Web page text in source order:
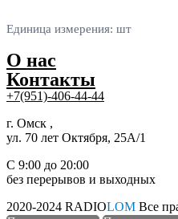
Единица измерения: шт
О нас
Контакты
+7(951)-406-44-44
г. Омск ,
ул. 70 лет Октября, 25А/1
С 9:00 до 20:00
без перерывов и выходных
2020-2024 RADIOLOM Все